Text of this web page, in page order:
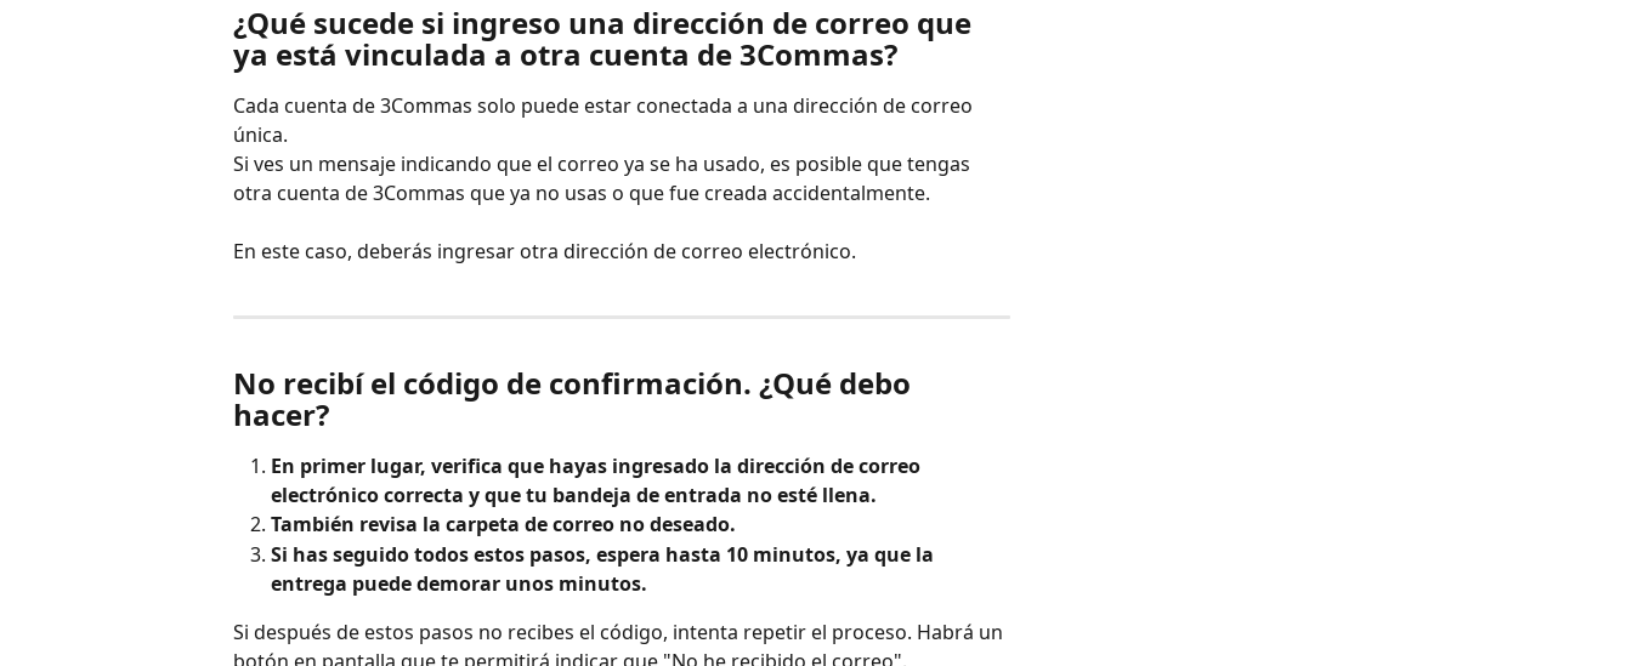
¿Qué sucede si ingreso una dirección de correo que
ya está vinculada a otra cuenta de 3Commas?
Cada cuenta de 3Commas solo puede estar conectada a una dirección de correo
única.
Si ves un mensaje indicando que el correo ya se ha usado, es posible que tengas
otra cuenta de 3Commas que ya no usas o que fue creada accidentalmente.
En este caso, deberás ingresar otra dirección de correo electrónico.
No recibí el código de confirmación. ¿Qué debo
hacer?
En primer lugar, verifica que hayas ingresado la dirección de correo
electrónico correcta y que tu bandeja de entrada no esté llena.
También revisa la carpeta de correo no deseado.
Si has seguido todos estos pasos, espera hasta 10 minutos, ya que la
entrega puede demorar unos minutos.
Si después de estos pasos no recibes el código, intenta repetir el proceso. Habrá un